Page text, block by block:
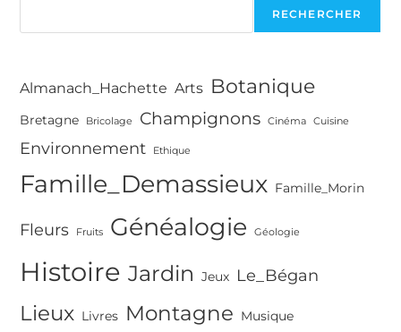
RECHERCHER
Almanach_Hachette Arts Botanique
Bretagne Bricolage Champignons Cinéma Cuisine
Environnement Ethique
Famille_Demassieux Famille_Morin
Fleurs Fruits Généalogie Géologie
Histoire Jardin Jeux Le_Bégan
Lieux Livres Montagne Musique